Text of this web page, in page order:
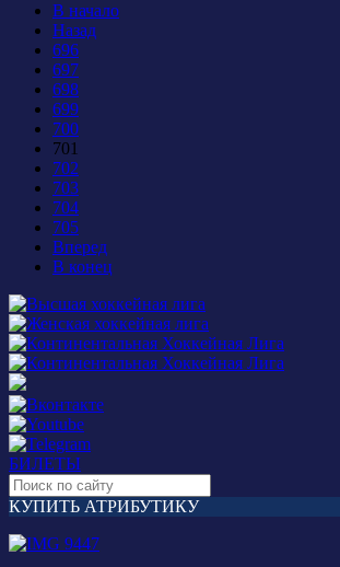
В начало
Назад
696
697
698
699
700
701
702
703
704
705
Вперед
В конец
БИЛЕТЫ
КУПИТЬ АТРИБУТИКУ